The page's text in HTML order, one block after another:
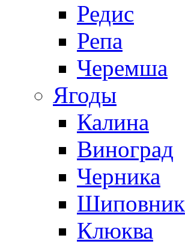
Редис
Репа
Черемша
Ягоды
Калина
Виноград
Черника
Шиповник
Клюква